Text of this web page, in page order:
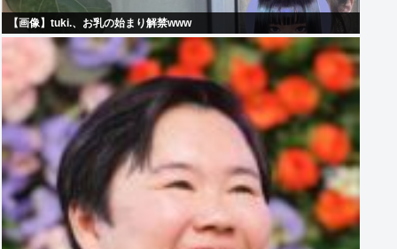
【画像】tuki.、お乳の始まり解禁www